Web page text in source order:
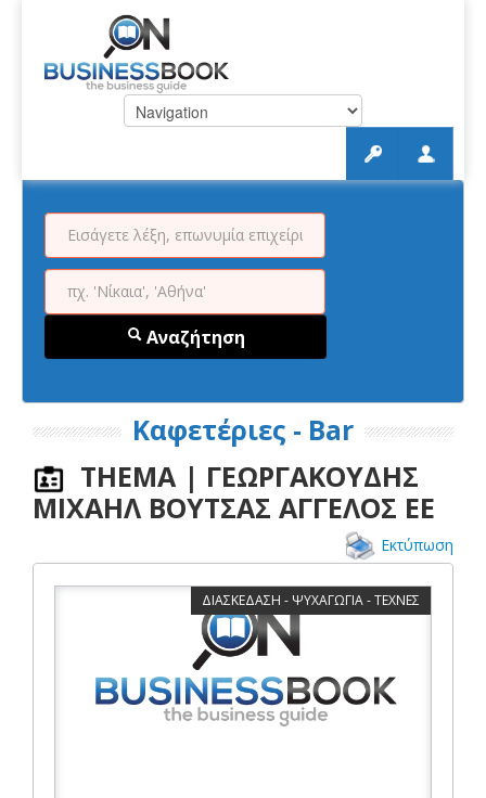
Αναζήτηση
Καφετέριες - Bar
THEMA | ΓΕΩΡΓΑΚΟΥΔΗΣ
ΜΙΧΑΗΛ ΒΟΥΤΣΑΣ ΑΓΓΕΛΟΣ ΕΕ
Εκτύπωση
ΔΙΑΣΚΕΔΑΣΗ - ΨΥΧΑΓΩΓΙΑ - ΤΕΧΝΕΣ